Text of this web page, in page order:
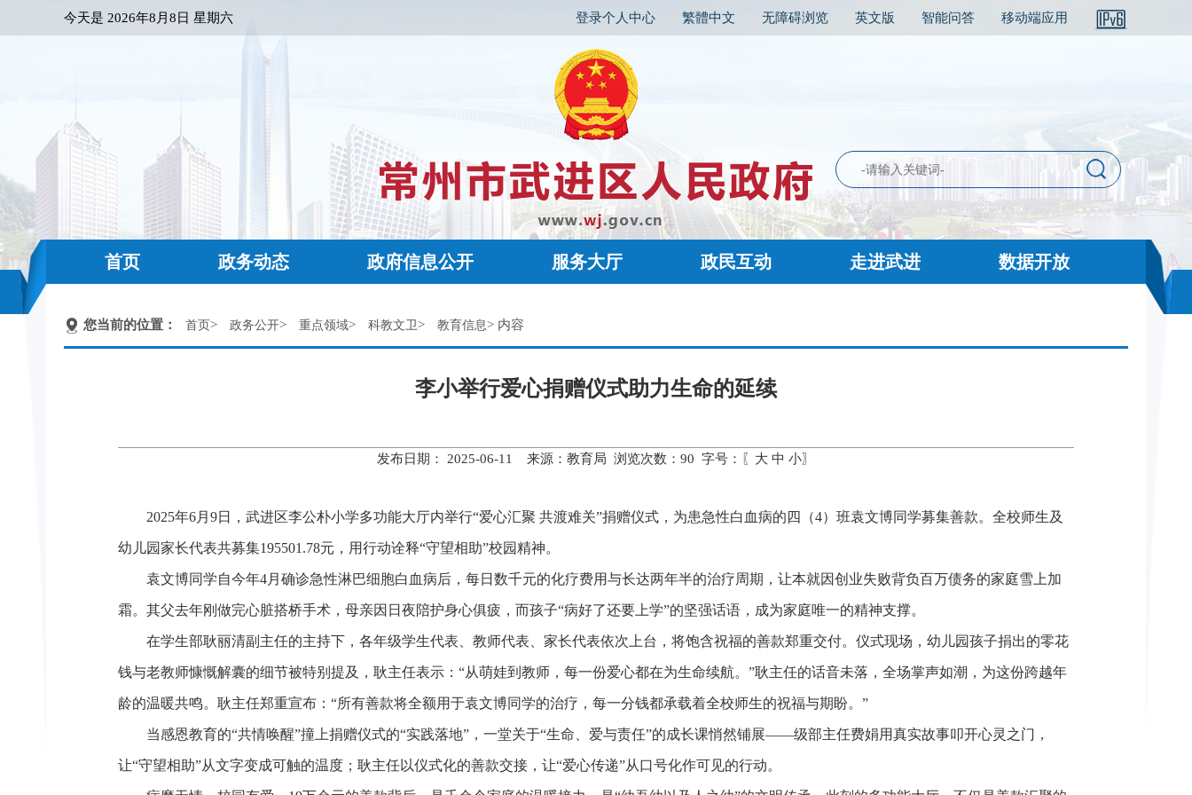
今天是 2026年8月8日 星期六 登录个人中心 繁體中文 无障碍浏览 英文版 智能问答 移动端应用
首页 政务动态 政府信息公开 服务大厅 政民互动 走进武进 数据开放
您当前的位置： 首页> 政务公开> 重点领域> 科教文卫> 教育信息> 内容
李小举行爱心捐赠仪式助力生命的延续
发布日期： 2025-06-11 来源：教育局 浏览次数： 90 字号：〖 大 中 小〗
2025年6月9日，武进区李公朴小学多功能大厅内举行“爱心汇聚 共渡难关”捐赠仪式，为患急性白血病的四（4）班袁文博同学募集善款。全校师生及
幼儿园家长代表共募集195501.78元，用行动诠释“守望相助”校园精神。
袁文博同学自今年4月确诊急性淋巴细胞白血病后，每日数千元的化疗费用与长达两年半的治疗周期，让本就因创业失败背负百万债务的家庭雪上加
霜。其父去年刚做完心脏搭桥手术，母亲因日夜陪护身心俱疲，而孩子“病好了还要上学”的坚强话语，成为家庭唯一的精神支撑。
在学生部耿丽清副主任的主持下，各年级学生代表、教师代表、家长代表依次上台，将饱含祝福的善款郑重交付。仪式现场，幼儿园孩子捐出的零花
钱与老教师慷慨解囊的细节被特别提及，耿主任表示：“从萌娃到教师，每一份爱心都在为生命续航。”耿主任的话音未落，全场掌声如潮，为这份跨越年
龄的温暖共鸣。耿主任郑重宣布：“所有善款将全额用于袁文博同学的治疗，每一分钱都承载着全校师生的祝福与期盼。”
当感恩教育的“共情唤醒”撞上捐赠仪式的“实践落地”，一堂关于“生命、爱与责任”的成长课悄然铺展——级部主任费娟用真实故事叩开心灵之门，
让“守望相助”从文字变成可触的温度；耿主任以仪式化的善款交接，让“爱心传递”从口号化作可见的行动。